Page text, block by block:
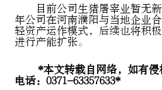
目前公司生猪屠宰业暂无
年公司在河南濮阳与当地企业
轻资产运作模式，后续也将积
进行产能扩张。
*本文转载自网络，如有侵
电话：0371-63357633*